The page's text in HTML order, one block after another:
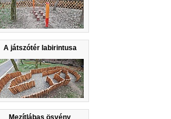
A játszótér labirintusa
Mezítlábas ösvény